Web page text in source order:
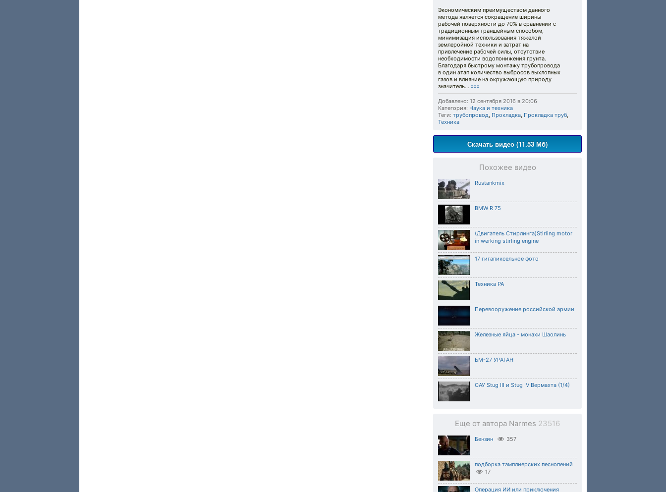
Экономическим преимуществом данного
метода является сокращение ширины
рабочей поверхности до 70% в сравнении с
традиционным траншейным способом,
минимизация использования тяжелой
землеройной техники и затрат на
привлечение рабочей силы, отсутствие
необходимости водопонижения грунта.
Благодаря быстрому монтажу трубопровода
в один этап количество выбросов выхлопных
газов и влияние на окружающую природу
значитель... »»»
Добавлено: 12 сентября 2016 в 20:06
Категория: Наука и техника
Теги: трубопровод, Прокладка, Прокладка труб,
Техника
Скачать видео (11.53 Мб)
Похожее видео
Rustankmix
BMW R 75
(Двигатель Стирлинга)Stirling motor
in werking stirling engine
17 гигапиксельное фото
Техника РА
Перевооружение российской армии
Железные яйца - монахи Шаолинь
БМ-27 УРАГАН
САУ Stug III и Stug IV Вермахта (1/4)
Еще от автора Narmes 23516
Бензин 357
подборка тамплиерских песнопений
17
Операция ИИ или приключения